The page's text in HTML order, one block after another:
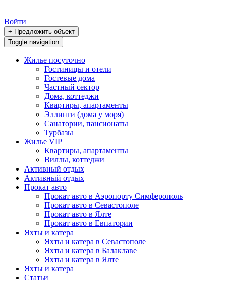
Войти
+ Предложить объект
Toggle navigation
Жилье посуточно
Гостиницы и отели
Гостевые дома
Частный сектор
Дома, коттеджи
Квартиры, апартаменты
Эллинги (дома у моря)
Санатории, пансионаты
Турбазы
Жилье VIP
Квартиры, апартаменты
Виллы, коттеджи
Активный отдых
Активный отдых
Прокат авто
Прокат авто в Аэропорту Симферополь
Прокат авто в Севастополе
Прокат авто в Ялте
Прокат авто в Евпатории
Яхты и катера
Яхты и катера в Севастополе
Яхты и катера в Балаклаве
Яхты и катера в Ялте
Яхты и катера
Статьи